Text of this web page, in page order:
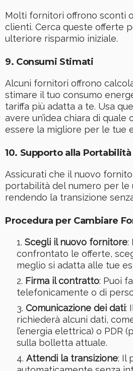
Molti fornitori offrono sconti
clienti. Cerca queste offerte
ulteriore risparmio iniziale.
9. Consumi Stimati
Alcuni fornitori offrono
stimare il tuo consumo
tariffa più adatta a te. Usa
avere un’idea chiara di
essere la migliore per le tue
10. Supporto alla Portabilità
Assicurati che il nuovo
portabilità del numero per le
rendendo la transizione
Procedura per Cambiare
Scegli il nuovo fornitore:
confrontato le offerte,
meglio si adatta alle tue
Firma il contratto: Puoi
telefonicamente o di
Comunicazione dei dati:
richiederà alcuni dati,
l’energia elettrica) o PDR
sulla bolletta attuale.
Attendi la transizione: Il